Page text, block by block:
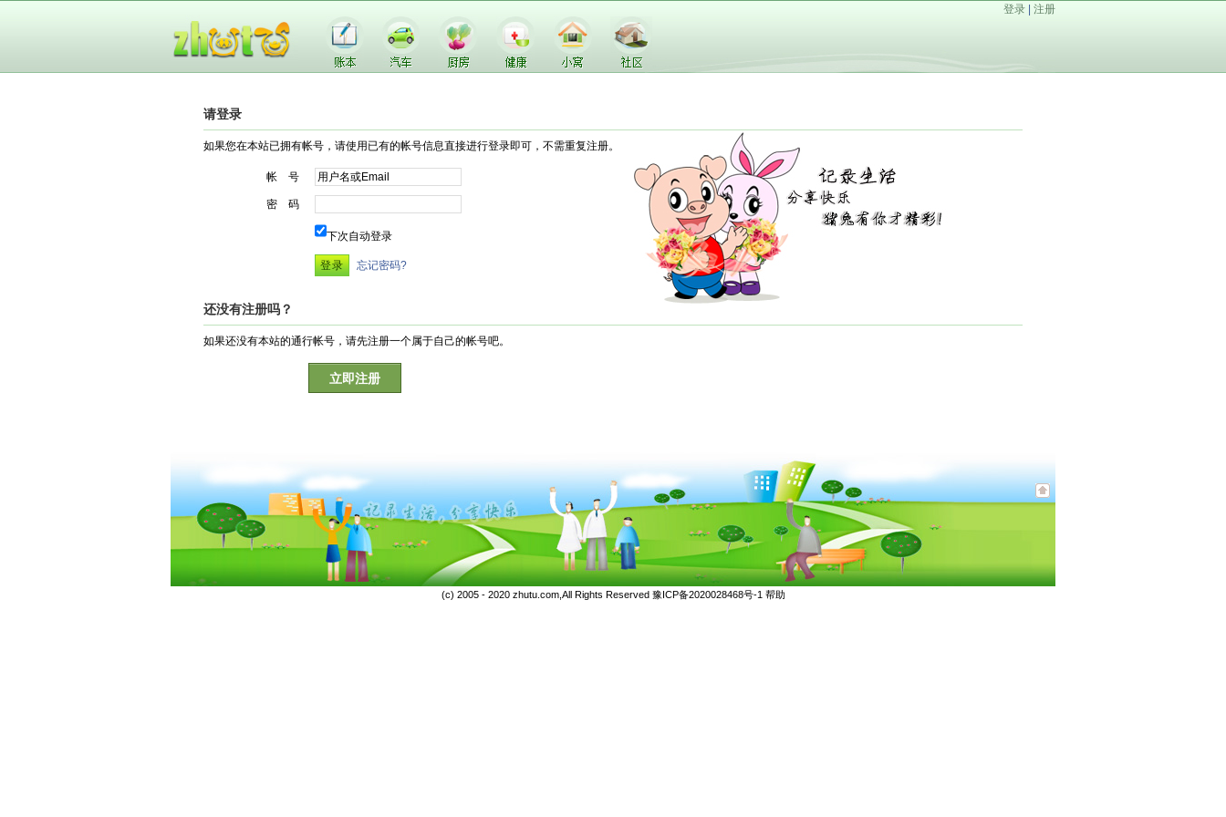
登录 注册
请登录
如果您在本站已拥有帐号，请使用已有的帐号信息直接进行登录即可，不需重复注册。
帐 号
密 码
下次自动登录
忘记密码?
还没有注册吗？
如果还没有本站的通行帐号，请先注册一个属于自己的帐号吧。
立即注册
(c) 2005 - 2020 zhutu.com,All Rights Reserved 豫ICP备2020028468号-1 帮助